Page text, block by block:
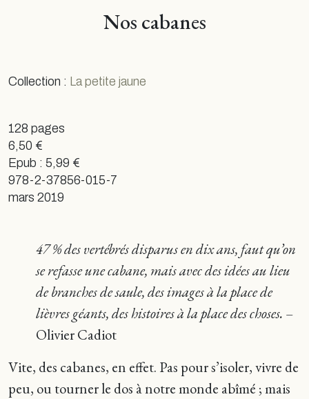
Nos cabanes
Collection : La petite jaune
128 pages
6,50 €
Epub : 5,99 €
978-2-37856-015-7
mars 2019
47 % des vertébrés disparus en dix ans, faut qu’on
se refasse une cabane, mais avec des idées au lieu
de branches de saule, des images à la place de
lièvres géants, des histoires à la place des choses. –
Olivier Cadiot
Vite, des cabanes, en effet. Pas pour s’isoler, vivre de
peu, ou tourner le dos à notre monde abîmé ; mais